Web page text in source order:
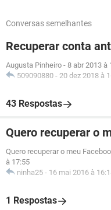
Conversas semelhantes
Recuperar conta
Augusta Pinheiro - 8 abr 2013 à
509090880 - 20 dez 2018 à
43 Respostas
Quero recuperar o
Quero recuperar o meu
à 17:55
ninha25 - 16 mai 2016 à
1 Respostas